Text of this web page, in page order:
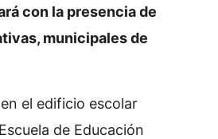
con la presencia de
municipales de
el edificio escolar
de Educación